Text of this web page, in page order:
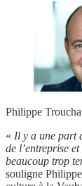
Philippe
« Il y a une part
de l’entreprise
beaucoup trop
souligne